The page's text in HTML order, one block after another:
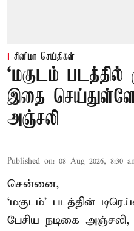
சினிமா செய்திகள்
‘மகுடம் படத்தில்
இதை
அஞ்சலி
Published on: 08 Aug 2026, 8:30
சென்னை,
‘மகுடம்’ படத்தின்
பேசிய நடிகை